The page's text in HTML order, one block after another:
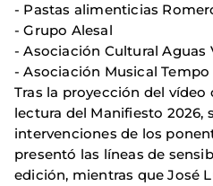
- Pastas alimenticias
- Grupo Alesal
- Asociación Cultural Aguas
- Asociación Musical Tempo
Tras la proyección del
lectura del Manifiesto 2026,
intervenciones de los
presentó las líneas de
edición, mientras que José